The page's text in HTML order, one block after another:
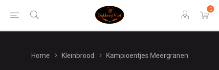
0
Home Kleinbrood Kampioentjes Meergranen